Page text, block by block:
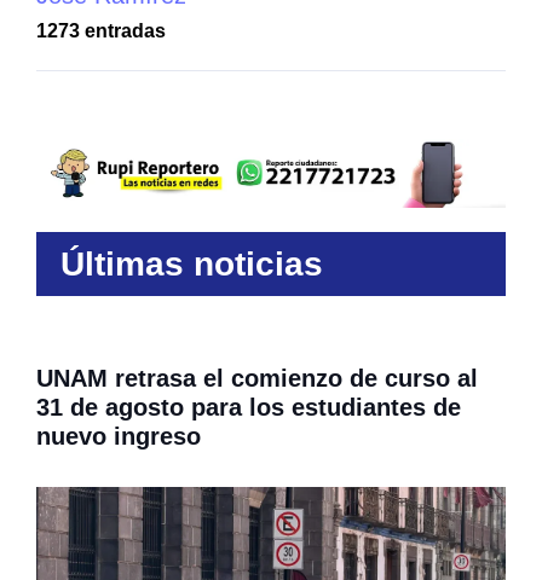
1273 entradas
Últimas noticias
UNAM retrasa el comienzo de curso al
31 de agosto para los estudiantes de
nuevo ingreso